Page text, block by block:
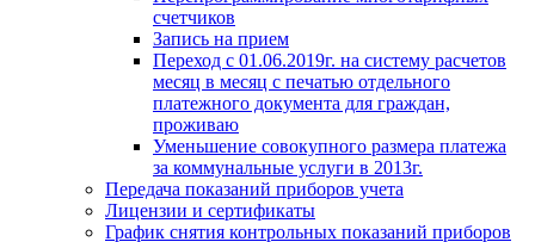
счетчиков
Запись на прием
Переход с 01.06.2019г. на систему расчетов
месяц в месяц с печатью отдельного
платежного документа для граждан,
проживаю
Уменьшение совокупного размера платежа
за коммунальные услуги в 2013г.
Передача показаний приборов учета
Лицензии и сертификаты
График снятия контрольных показаний приборов